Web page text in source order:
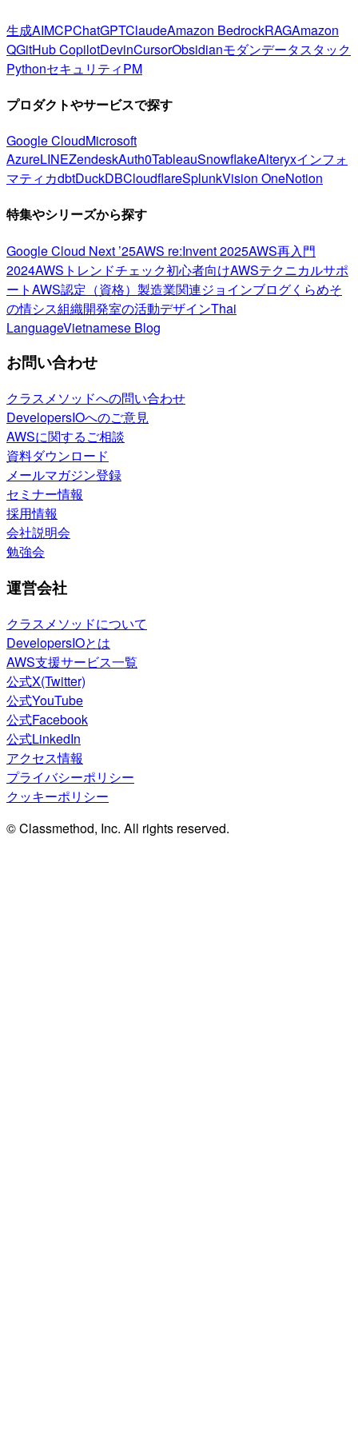
生成AIMCPChatGPTClaudeAmazon BedrockRAGAmazon
QGitHub CopilotDevinCursorObsidianモダンデータスタック
PythonセキュリティPM
プロダクトやサービスで探す
Google CloudMicrosoft
AzureLINEZendeskAuth0TableauSnowflakeAlteryxインフォ
マティカdbtDuckDBCloudflareSplunkVision OneNotion
特集やシリーズから探す
Google Cloud Next ’25AWS re:Invent 2025AWS再入門
2024AWSトレンドチェック初心者向けAWSテクニカルサポ
ートAWS認定（資格） 製造業関連ジョインブログくらめそ
の情シス組織開発室の活動デザインThai
LanguageVietnamese Blog
お問い合わせ
クラスメソッドへの問い合わせ
DevelopersIOへのご意見
AWSに関するご相談
資料ダウンロード
メールマガジン登録
セミナー情報
採用情報
会社説明会
勉強会
運営会社
クラスメソッドについて
DevelopersIOとは
AWS支援サービス一覧
公式X(Twitter)
公式YouTube
公式Facebook
公式LinkedIn
アクセス情報
プライバシーポリシー
クッキーポリシー
© Classmethod, Inc. All rights reserved.